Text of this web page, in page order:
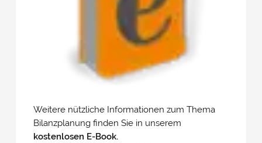
Weitere nützliche Informationen zum Thema
Bilanzplanung finden Sie in unserem
kostenlosen E-Book.